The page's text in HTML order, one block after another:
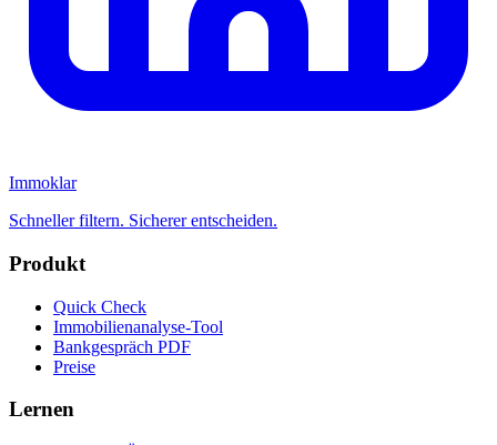
Immoklar
Schneller filtern. Sicherer entscheiden.
Produkt
Quick Check
Immobilienanalyse-Tool
Bankgespräch PDF
Preise
Lernen